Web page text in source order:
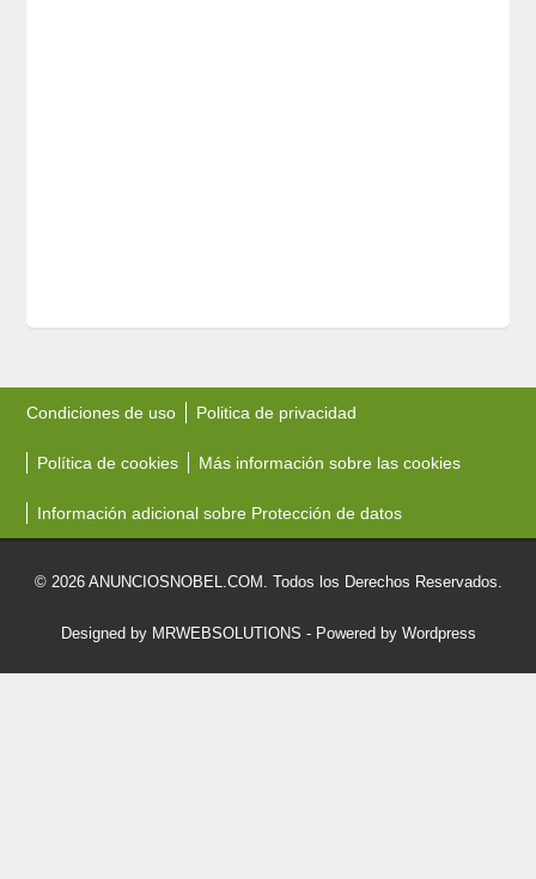
Condiciones de uso Politica de privacidad
Política de cookies Más información sobre las cookies
Información adicional sobre Protección de datos
© 2026 ANUNCIOSNOBEL.COM. Todos los Derechos Reservados.
Designed by MRWEBSOLUTIONS - Powered by Wordpress